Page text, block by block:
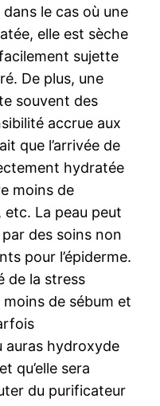
dans le cas où une
elle est sèche
sujette
De plus, une
souvent des
accrue aux
que l’arrivée de
hydratée
moins de
La peau peut
des soins non
pour l’épiderme.
de la stress
de sébum et
auras hydroxyde
qu’elle sera
du purificateur